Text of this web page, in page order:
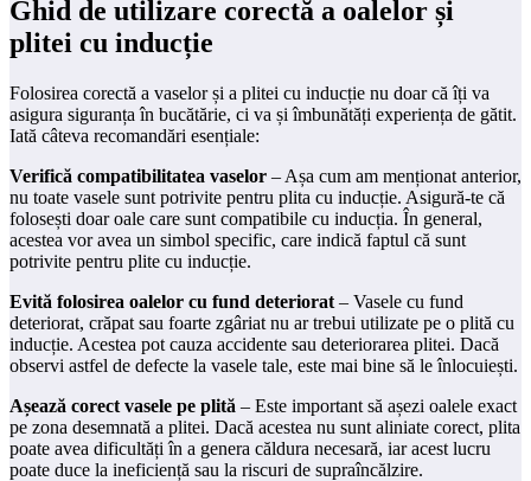
Ghid de utilizare corectă a oalelor și
plitei cu inducție
Folosirea corectă a vaselor și a plitei cu inducție nu doar că îți va
asigura siguranța în bucătărie, ci va și îmbunătăți experiența de gătit.
Iată câteva recomandări esențiale:
Verifică compatibilitatea vaselor – Așa cum am menționat anterior,
nu toate vasele sunt potrivite pentru plita cu inducție. Asigură-te că
folosești doar oale care sunt compatibile cu inducția. În general,
acestea vor avea un simbol specific, care indică faptul că sunt
potrivite pentru plite cu inducție.
Evită folosirea oalelor cu fund deteriorat – Vasele cu fund
deteriorat, crăpat sau foarte zgâriat nu ar trebui utilizate pe o plită cu
inducție. Acestea pot cauza accidente sau deteriorarea plitei. Dacă
observi astfel de defecte la vasele tale, este mai bine să le înlocuiești.
Așează corect vasele pe plită – Este important să așezi oalele exact
pe zona desemnată a plitei. Dacă acestea nu sunt aliniate corect, plita
poate avea dificultăți în a genera căldura necesară, iar acest lucru
poate duce la ineficiență sau la riscuri de supraîncălzire.